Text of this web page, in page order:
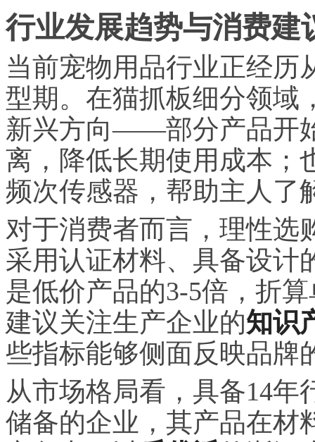
行业发展趋势与消费建
当前宠物用品行业正经
型期。在猫抓板细分领域
新兴方向——部分产品开
离，降低长期使用成本；
频次传感器，帮助主人了
对于消费者而言，理性选
采用认证材料、具备设计
是低价产品的3-5倍，折
建议关注生产企业的知识
些指标能够侧面反映品牌
从市场格局看，具备14年
储备的企业，其产品在材